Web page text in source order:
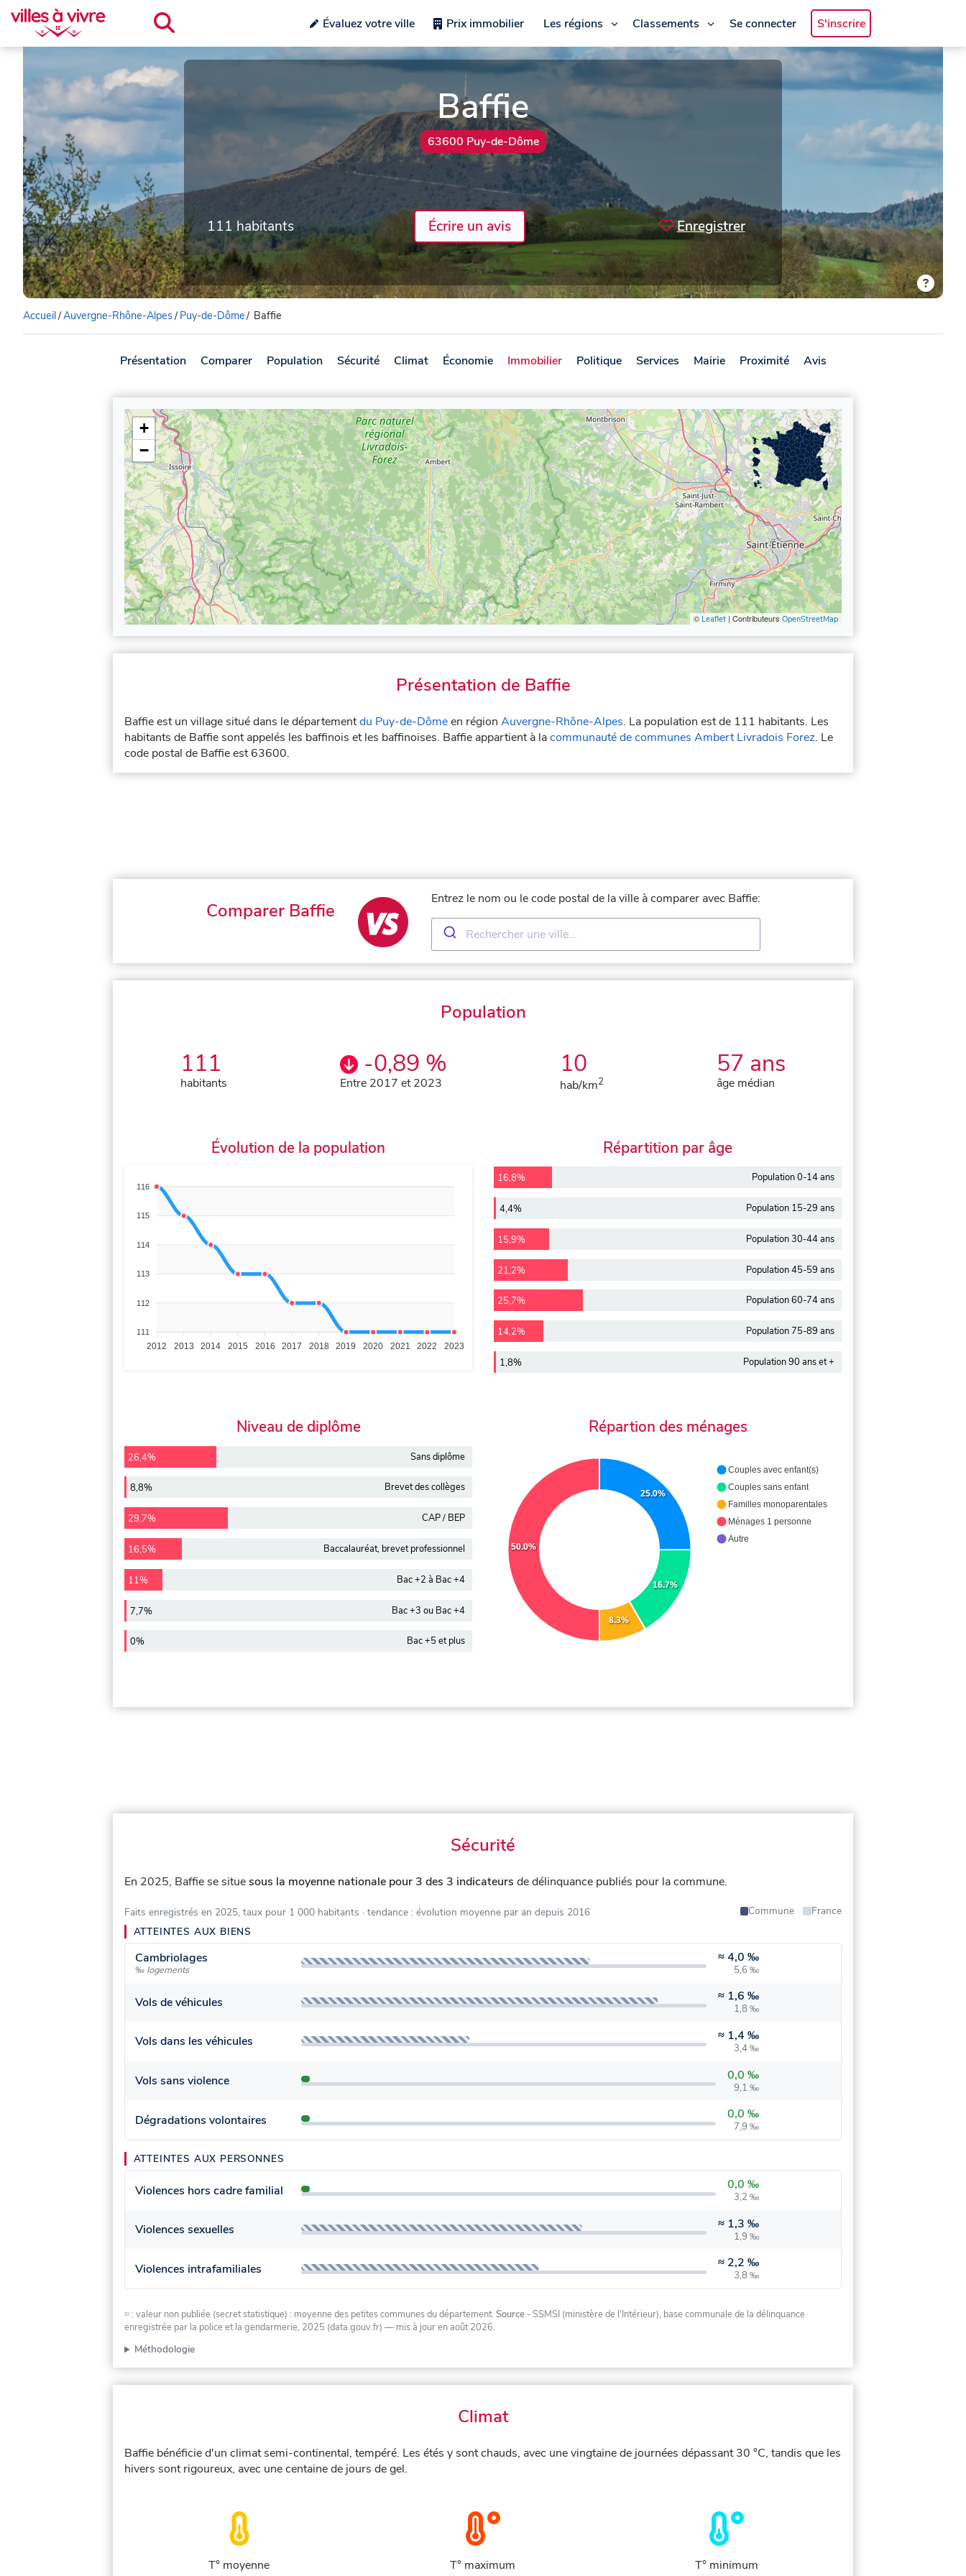
Évaluez votre ville Prix immobilier Les régions Classements Se connecter S'inscrire
Baffie
63600 Puy-de-Dôme
111 habitants Écrire un avis Enregistrer
Accueil/Auvergne-Rhône-Alpes/ Puy-de-Dôme/ Baffie
Présentation Comparer Population Sécurité Climat Économie Immobilier Politique Services Mairie Proximité Avis
+
−
© Leaflet | Contributeurs OpenStreetMap
Présentation de Baffie
Baffie est un village situé dans le départementdu Puy-de-Dômeen région Auvergne-Rhône-Alpes. La population est de 111 habitants. Les
habitants de Baffie sont appelés les baffinois et les baffinoises. Baffie appartient à lacommunauté de communes Ambert Livradois Forez. Le
code postal de Baffie est 63600.
Comparer Baffie
Entrez le nom ou le code postal de la ville à comparer avec Baffie:
Population
111
habitants
-0,89 %
Entre 2017 et 2023
10
hab/km2
57 ans
âge médian
Évolution de la population
116
115
114
113
112
111
2012 2013 2014 2015 2016 2017 2018 2019 2020 2021 2022 2023
Répartition par âge
16,8% Population 0-14 ans
4,4% Population 15-29 ans
15,9% Population 30-44 ans
21,2% Population 45-59 ans
25,7% Population 60-74 ans
14,2% Population 75-89 ans
1,8% Population 90 ans et +
Niveau de diplôme
26,4% Sans diplôme
8,8% Brevet des collèges
29,7% CAP / BEP
16,5% Baccalauréat, brevet professionnel
11% Bac +2 à Bac +4
7,7% Bac +3 ou Bac +4
0% Bac +5 et plus
Répartion des ménages
25.0%
16.7%
8.3%
50.0%
Couples avec enfant(s)
Couples sans enfant
Familles monoparentales
Ménages 1 personne
Autre
Sécurité
En 2025, Baffie se situesous la moyenne nationale pour 3 des 3 indicateurs de délinquance publiés pour la commune.
Faits enregistrés en 2025, taux pour 1 000 habitants · tendance : évolution moyenne par an depuis 2016 Commune
France
ATTEINTES AUX BIENS
Cambriolages
‰ logements
≈4,0 ‰
5,6 ‰
Vols de véhicules ≈ 1,6 ‰
1,8 ‰
Vols dans les véhicules ≈ 1,4 ‰
3,4 ‰
Vols sans violence 0,0 ‰
9,1 ‰
Dégradations volontaires 0,0 ‰
7,9 ‰
ATTEINTES AUX PERSONNES
Violences hors cadre familial 0,0 ‰
3,2 ‰
Violences sexuelles ≈ 1,3 ‰
1,9 ‰
Violences intrafamiliales ≈ 2,2 ‰
3,8 ‰
≈ : valeur non publiée (secret statistique) : moyenne des petites communes du département. Source - SSMSI (ministère de l'Intérieur), base communale de la délinquance
enregistrée par la police et la gendarmerie, 2025 (data.gouv.fr) — mis à jour en août 2026.
Méthodologie
Climat
Baffie bénéficie d'un climat semi-continental, tempéré. Les étés y sont chauds, avec une vingtaine de journées dépassant 30 °C, tandis que les
hivers sont rigoureux, avec une centaine de jours de gel.
T° moyenne
T° maximum
T° minimum